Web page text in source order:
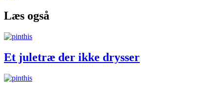
Læs også
Et juletræ der ikke drysser